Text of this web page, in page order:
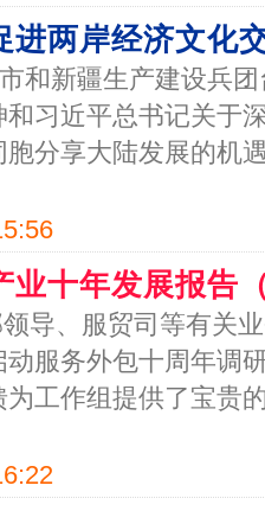
进两岸经济文化
市和新疆生产建设
习近平总书记关于
分享大陆发展的机
业十年发展报告
导、服贸司等有关
服务外包十周年调
工作组提供了宝贵